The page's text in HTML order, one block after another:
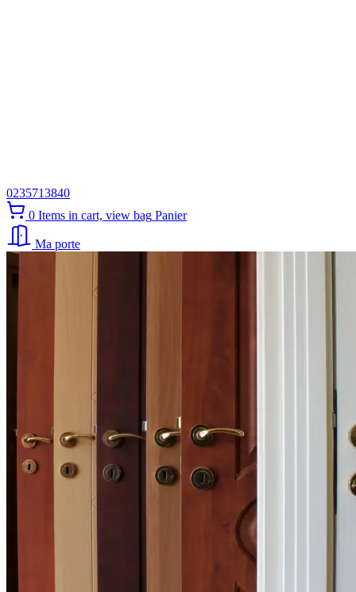
0235713840
0 Items in cart, view bag Panier
Ma porte